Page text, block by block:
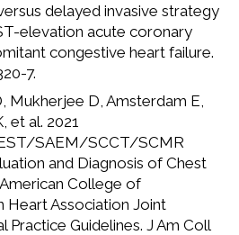
delayed invasive strategy
elevation acute coronary
congestive heart failure.
7.
Mukherjee D, Amsterdam E,
et al. 2021
SAEM/SCCT/SCMR
and Diagnosis of Chest
College of
Association Joint
Practice Guidelines. J Am Coll